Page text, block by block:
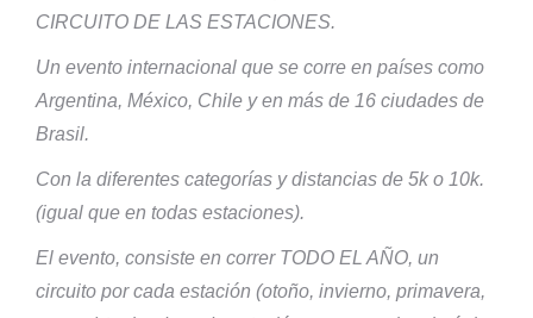
CIRCUITO DE LAS ESTACIONES.
Un evento internacional que se corre en países como
Argentina, México, Chile y en más de 16 ciudades de
Brasil.
Con la diferentes categorías y distancias de 5k o 10k.
(igual que en todas estaciones).
El evento, consiste en correr TODO EL AÑO, un
circuito por cada estación (otoño, invierno, primavera,